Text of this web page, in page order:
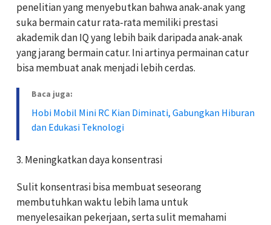
penelitian yang menyebutkan bahwa anak-anak yang
suka bermain catur rata-rata memiliki prestasi
akademik dan IQ yang lebih baik daripada anak-anak
yang jarang bermain catur. Ini artinya permainan catur
bisa membuat anak menjadi lebih cerdas.
Baca juga:
Hobi Mobil Mini RC Kian Diminati, Gabungkan Hiburan
dan Edukasi Teknologi
3. Meningkatkan daya konsentrasi
Sulit konsentrasi bisa membuat seseorang
membutuhkan waktu lebih lama untuk
menyelesaikan pekerjaan, serta sulit memahami